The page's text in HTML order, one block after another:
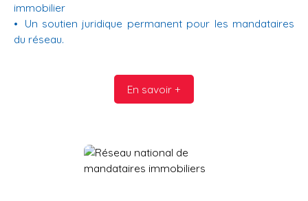
immobilier
Un soutien juridique permanent pour les mandataires
du réseau.
En savoir +